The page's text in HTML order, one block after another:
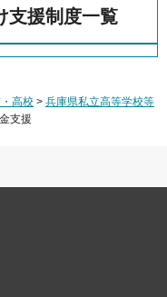
支援制度一覧
高校 > 兵庫県私立高等学校等
支援